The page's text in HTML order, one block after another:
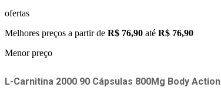
ofertas
Melhores preços a partir de R$ 76,90 até R$ 76,90
Menor preço
L-Carnitina 2000 90 Cápsulas 800Mg Body Action